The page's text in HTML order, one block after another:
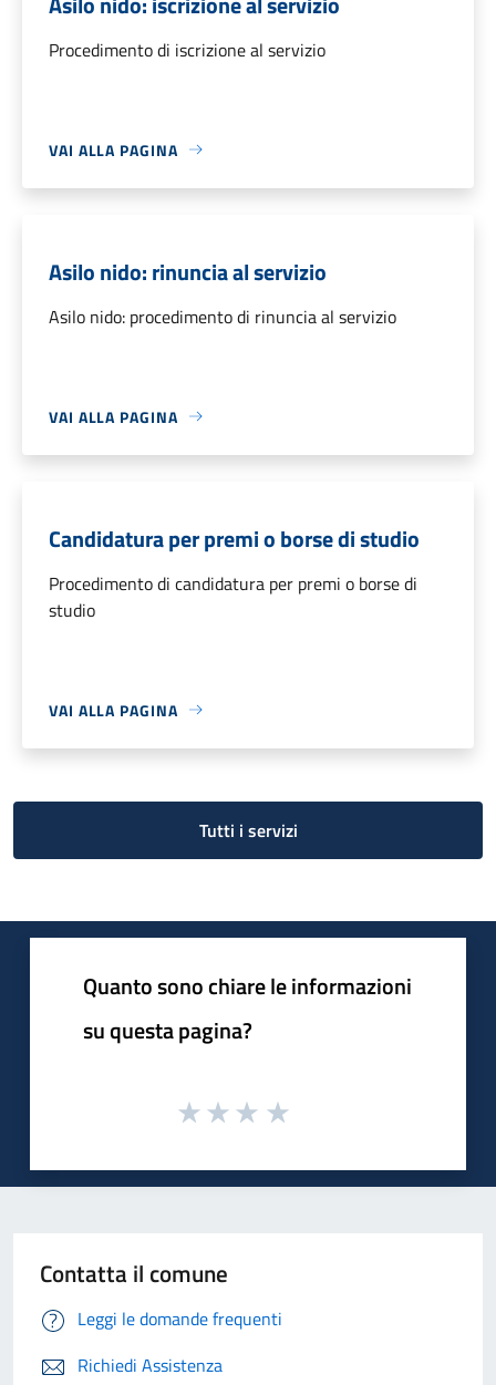
Procedimento di iscrizione al servizio
VAI ALLA PAGINA
Asilo nido: rinuncia al servizio
Asilo nido: procedimento di rinuncia al servizio
VAI ALLA PAGINA
Candidatura per premi o borse di studio
Procedimento di candidatura per premi o borse di
studio
VAI ALLA PAGINA
Tutti i servizi
Quanto sono chiare le informazioni
su questa pagina?
Contatta il comune
Leggi le domande frequenti
Richiedi Assistenza